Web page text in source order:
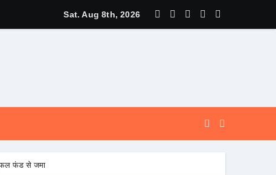
दिवस पर मुख्यमंत्री धामी ने उत्कृष्ट बुनकरों और हस्तशिल्प कारीगरों को किया
Sat. Aug 8th, 2026
फंड से जमा